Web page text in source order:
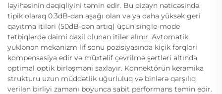
ləyihəsinin dəqiqliyini təmin edir. Bu dizayn nəticəsində,
tipik olaraq 0.3dB-dan aşağı olan və ya daha yüksək geri
qayıtma itiləri (50dB-dən artıq) üçün single-mode
tətbiqlərdə daimi daxil olunan itilər alınır. Avtomatik
yüklənən mekanizm lif sonu pozisiyasında kiçik fərqləri
kompensasiya edir və müxtəlif çevrilmə şərtləri altında
optimal optik birləşməni saxlayır. Konnektörün keramika
strukturu uzun müddətlik uğurluluq və binlərə qarşılıq
verilən birliyi zamanı boyunca sabit performans təmin edir.